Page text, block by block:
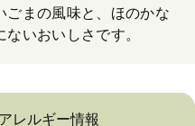
ごまの風味と、ほのかな
いおいしさです。
レルギー情報